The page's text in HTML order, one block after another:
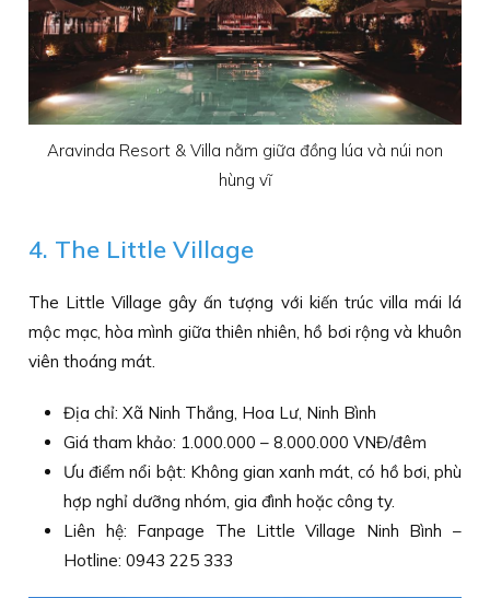
Aravinda Resort & Villa nằm giữa đồng lúa và núi non
hùng vĩ
4. The Little Village
The Little Village gây ấn tượng với kiến trúc villa mái lá
mộc mạc, hòa mình giữa thiên nhiên, hồ bơi rộng và khuôn
viên thoáng mát.
Địa chỉ: Xã Ninh Thắng, Hoa Lư, Ninh Bình
Giá tham khảo: 1.000.000 – 8.000.000 VNĐ/đêm
Ưu điểm nổi bật: Không gian xanh mát, có hồ bơi, phù
hợp nghỉ dưỡng nhóm, gia đình hoặc công ty.
Liên hệ: Fanpage The Little Village Ninh Bình –
Hotline: 0943 225 333